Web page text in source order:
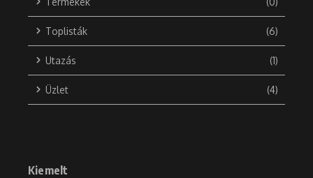
Toplisták (6)
Utazás (1)
Üzlet (4)
Kiemelt